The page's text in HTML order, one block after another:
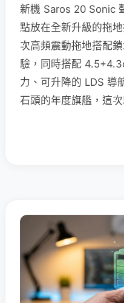
新機 Saros 20 Sonic
點放在全新升級的拖
次高頻震動拖地搭配
驗，同時搭配
力、可升降的 LDS 導
石頭的年度旗艦，這